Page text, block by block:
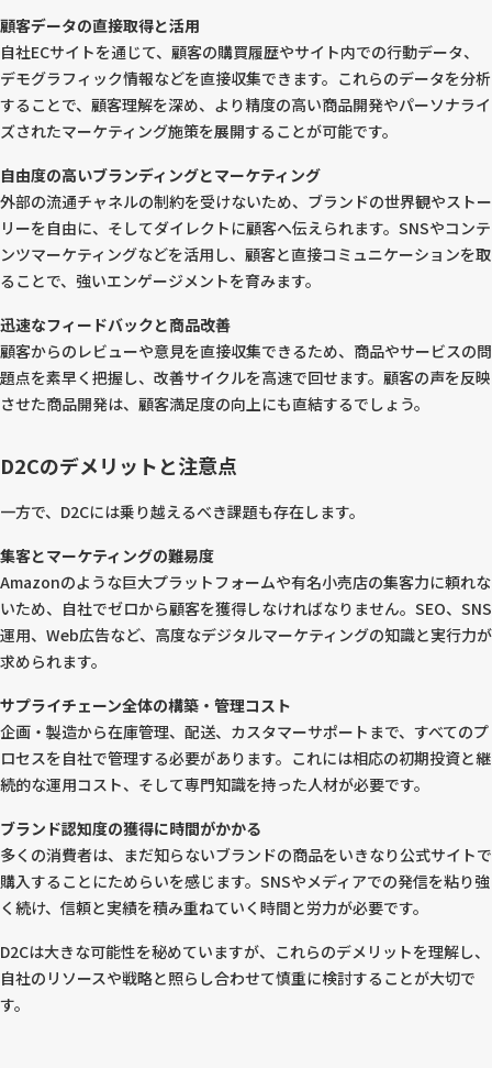
顧客データの直接取得と活用
自社ECサイトを通じて、顧客の購買履歴やサイト内での行動データ、
デモグラフィック情報などを直接収集できます。これらのデータを分析
することで、顧客理解を深め、より精度の高い商品開発やパーソナライ
ズされたマーケティング施策を展開することが可能です。
自由度の高いブランディングとマーケティング
外部の流通チャネルの制約を受けないため、ブランドの世界観やストー
リーを自由に、そしてダイレクトに顧客へ伝えられます。SNSやコンテ
ンツマーケティングなどを活用し、顧客と直接コミュニケーションを取
ることで、強いエンゲージメントを育みます。
迅速なフィードバックと商品改善
顧客からのレビューや意見を直接収集できるため、商品やサービスの問
題点を素早く把握し、改善サイクルを高速で回せます。顧客の声を反映
させた商品開発は、顧客満足度の向上にも直結するでしょう。
D2Cのデメリットと注意点
一方で、D2Cには乗り越えるべき課題も存在します。
集客とマーケティングの難易度
Amazonのような巨大プラットフォームや有名小売店の集客力に頼れな
いため、自社でゼロから顧客を獲得しなければなりません。SEO、SNS
運用、Web広告など、高度なデジタルマーケティングの知識と実行力が
求められます。
サプライチェーン全体の構築・管理コスト
企画・製造から在庫管理、配送、カスタマーサポートまで、すべてのプ
ロセスを自社で管理する必要があります。これには相応の初期投資と継
続的な運用コスト、そして専門知識を持った人材が必要です。
ブランド認知度の獲得に時間がかかる
多くの消費者は、まだ知らないブランドの商品をいきなり公式サイトで
購入することにためらいを感じます。SNSやメディアでの発信を粘り強
く続け、信頼と実績を積み重ねていく時間と労力が必要です。
D2Cは大きな可能性を秘めていますが、これらのデメリットを理解し、
自社のリソースや戦略と照らし合わせて慎重に検討することが大切で
す。